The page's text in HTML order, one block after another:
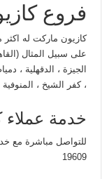
فروع
على سبيل المثال
الجيزة ، الدقهلية ،
، كفر الشيخ ،
خدمة عملاء
للتواصل مباشرة مع
19609